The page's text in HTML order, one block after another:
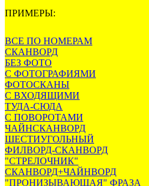
ПРИМЕРЫ:
ВСЕ ПО НОМЕРАМ
СКАНВОРД
БЕЗ ФОТО
С ФОТОГРАФИЯМИ
ФОТОСКАНЫ
С ВХОДЯЩИМИ
ТУДА-СЮДА
С ПОВОРОТАМИ
ЧАЙНСКАНВОРД
ШЕСТИУГОЛЬНЫЙ
ФИЛВОРД-СКАНВОРД
"СТРЕЛОЧНИК"
СКАНВОРД+ЧАЙНВОРД
"ПРОНИЗЫВАЮЩАЯ" ФРАЗА